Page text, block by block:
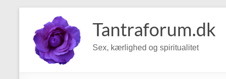
content
Tantraforum.dk
Sex, kærlighed og spiritualitet